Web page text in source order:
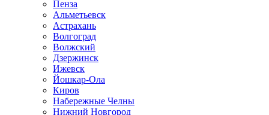
Пенза
Альметьевск
Астрахань
Волгоград
Волжский
Дзержинск
Ижевск
Йошкар-Ола
Киров
Набережные Челны
Нижний Новгород